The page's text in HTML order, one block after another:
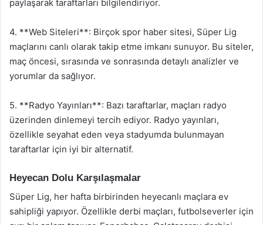
paylaşarak taraftarları bilgilendiriyor.
4. **Web Siteleri**: Birçok spor haber sitesi, Süper Lig
maçlarını canlı olarak takip etme imkanı sunuyor. Bu siteler,
maç öncesi, sırasında ve sonrasında detaylı analizler ve
yorumlar da sağlıyor.
5. **Radyo Yayınları**: Bazı taraftarlar, maçları radyo
üzerinden dinlemeyi tercih ediyor. Radyo yayınları,
özellikle seyahat eden veya stadyumda bulunmayan
taraftarlar için iyi bir alternatif.
Heyecan Dolu Karşılaşmalar
Süper Lig, her hafta birbirinden heyecanlı maçlara ev
sahipliği yapıyor. Özellikle derbi maçları, futbolseverler için